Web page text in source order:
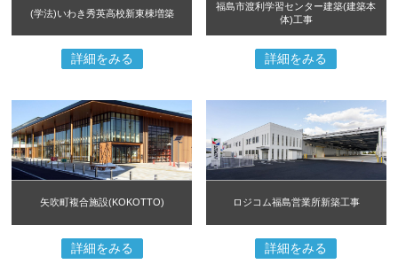
(学法)いわき秀英高校新東棟増築
詳細をみる
福島市渡利学習センター建築(建築本
体)工事
詳細をみる
矢吹町複合施設(KOKOTTO)
詳細をみる
ロジコム福島営業所新築工事
詳細をみる